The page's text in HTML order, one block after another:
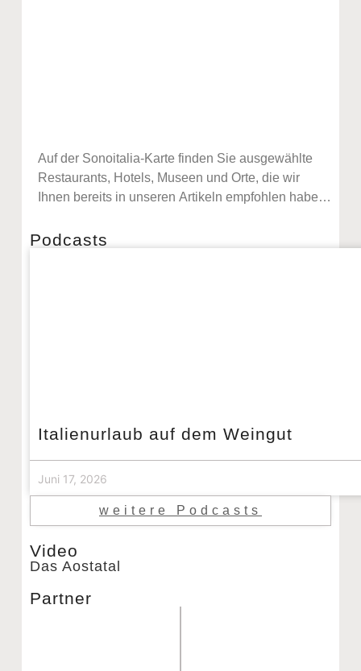
Auf der Sonoitalia-Karte finden Sie ausgewählte
Restaurants, Hotels, Museen und Orte, die wir
Ihnen bereits in unseren Artikeln empfohlen haben.
verkleinern und die Ergebnisse mit den Suchfiltern
Podcasts
Italienurlaub auf dem Weingut
Juni 17, 2026
weitere Podcasts
Video
Das Aostatal
Partner